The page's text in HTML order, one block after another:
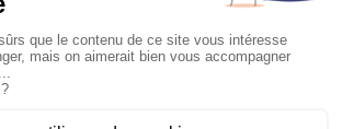
Le pape en Uruguay, Argentine et
Pérou du 6 au 17 novembre 2026